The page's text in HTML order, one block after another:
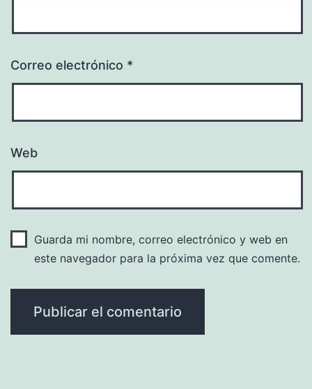
Correo electrónico *
Web
Guarda mi nombre, correo electrónico y web en
este navegador para la próxima vez que comente.